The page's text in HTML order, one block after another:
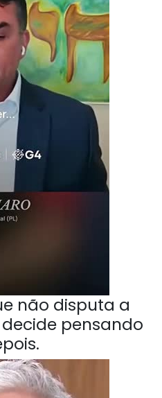
não disputa a
pensando